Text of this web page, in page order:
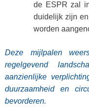
de ESPR zal
duidelijk zijn
worden
Deze mijlpalen
regelgevend
aanzienlijke
duurzaamheid en
bevorderen.